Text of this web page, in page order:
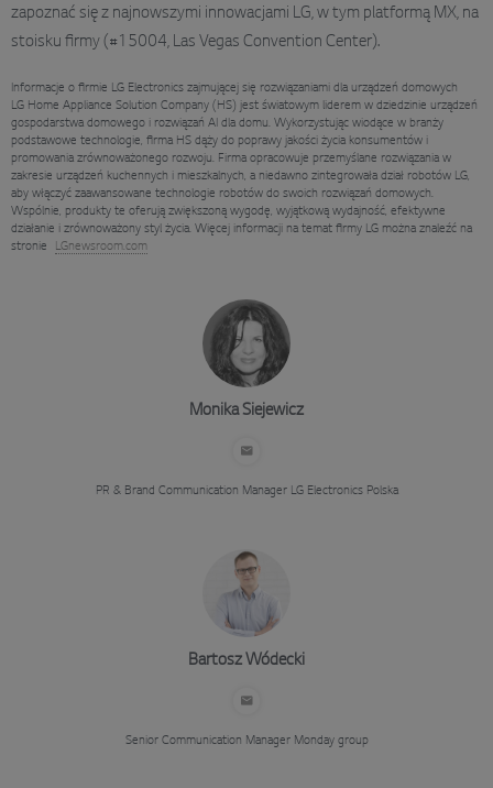
zapoznać się z najnowszymi innowacjami LG, w tym platformą MX, na
stoisku firmy (#15004, Las Vegas Convention Center).
Informacje o firmie LG Electronics zajmującej się rozwiązaniami dla urządzeń domowych
LG Home Appliance Solution Company (HS) jest światowym liderem w dziedzinie urządzeń
gospodarstwa domowego i rozwiązań AI dla domu. Wykorzystując wiodące w branży
podstawowe technologie, firma HS dąży do poprawy jakości życia konsumentów i
promowania zrównoważonego rozwoju. Firma opracowuje przemyślane rozwiązania w
zakresie urządzeń kuchennych i mieszkalnych, a niedawno zintegrowała dział robotów LG,
aby włączyć zaawansowane technologie robotów do swoich rozwiązań domowych.
Wspólnie, produkty te oferują zwiększoną wygodę, wyjątkową wydajność, efektywne
działanie i zrównoważony styl życia. Więcej informacji na temat firmy LG można znaleźć na
stronie LGnewsroom.com
Monika Siejewicz
PR & Brand Communication ManagerLG Electronics Polska
Bartosz Wódecki
Senior Communication ManagerMonday group